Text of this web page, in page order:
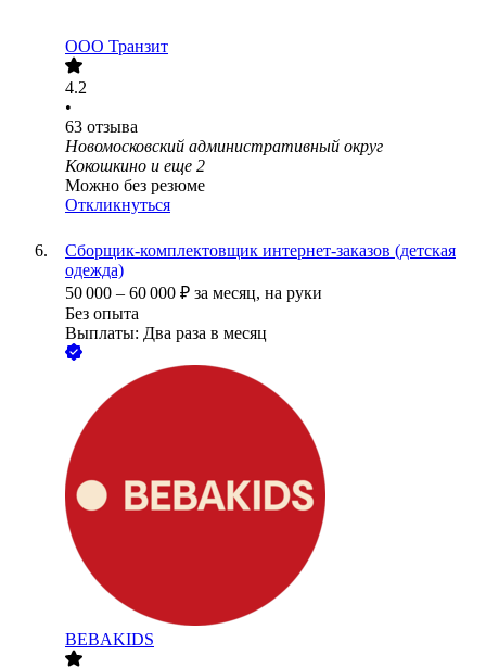
ООО Транзит
4.2
•
63 отзыва
Новомосковский административный округ
Кокошкино и еще 2
Можно без резюме
Откликнуться
Сборщик-комплектовщик интернет-заказов (детская
одежда)
50 000 – 60 000 ₽ за месяц, на руки
Без опыта
Выплаты: Два раза в месяц
BEBAKIDS